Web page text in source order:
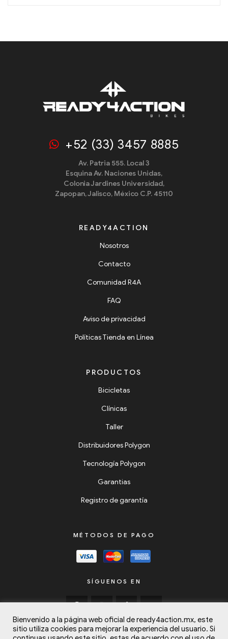
+52 (33) 3457 8885
Av. Patria 555. Local 3
Esquina Av. Naciones Unidas,
Colonia Jardines Universidad,
Zapopan, Jalisco, México C.P. 45110
READY4ACTION
Nosotros
Contacto
Comunidad R4A
FAQ
Aviso de privacidad
Políticas Tienda en Línea
PRODUCTOS
Bicicletas
Clínicas
Taller
Distribuidores Polygon
Tecnología Polygon
Garantias
Registro de garantía
MÉTODOS DE PAGO
SÍGUENOS EN
Bienvenido a la página web oficial de ready4action.mx, este
sitio utiliza cookies para mejorar la experiencia del usuario. Si